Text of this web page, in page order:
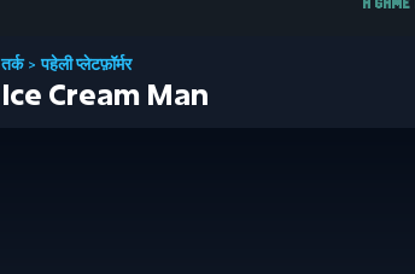
तर्क>पहेली प्लेटफ़ॉर्मर
Ice Cream Man